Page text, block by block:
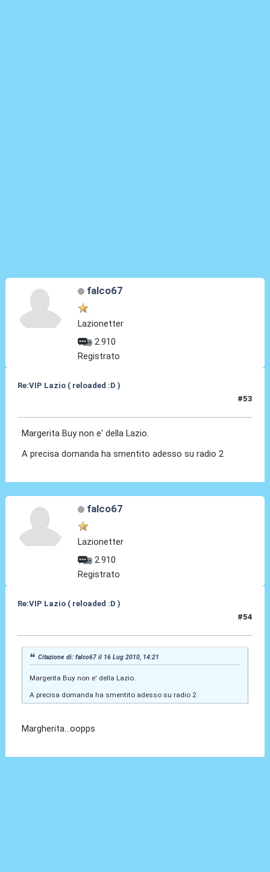
falco67
Lazionetter
2.910
Registrato
Re:VIP Lazio ( reloaded :D )
#53
Margerita Buy non e' della Lazio.
A precisa domanda ha smentito adesso su radio 2
falco67
Lazionetter
2.910
Registrato
Re:VIP Lazio ( reloaded :D )
#54
Citazione di: falco67 il 16 Lug 2010, 14:21
Margerita Buy non e' della Lazio.
A precisa domanda ha smentito adesso su radio 2
Margherita...oopps